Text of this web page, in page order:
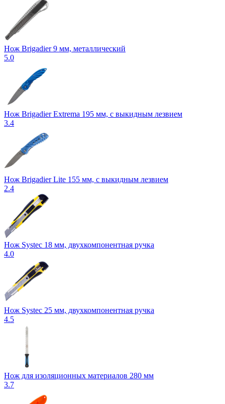
Нож Brigadier 9 мм, металлический
5.0
Нож Brigadier Extrema 195 мм, с выкидным лезвием
3.4
Нож Brigadier Lite 155 мм, с выкидным лезвием
2.4
Нож Systec 18 мм, двухкомпонентная ручка
4.0
Нож Systec 25 мм, двухкомпонентная ручка
4.5
Нож для изоляционных материалов 280 мм
3.7